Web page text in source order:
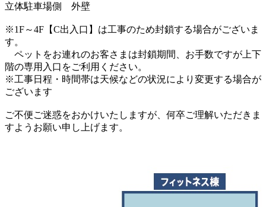
立体駐車場側 外壁
※1F～4F【C出入口】は工事のため封鎖する場合がございま
す。
ペットをお連れのお客さまは封鎖期間、お手数ですが上下
階の専用入口をご利用ください。
※工事日程・時間帯は天候などの状況により変更する場合が
ございます
ご不便ご迷惑をおかけいたしますが、何卒ご理解いただきま
すようお願い申し上げます。